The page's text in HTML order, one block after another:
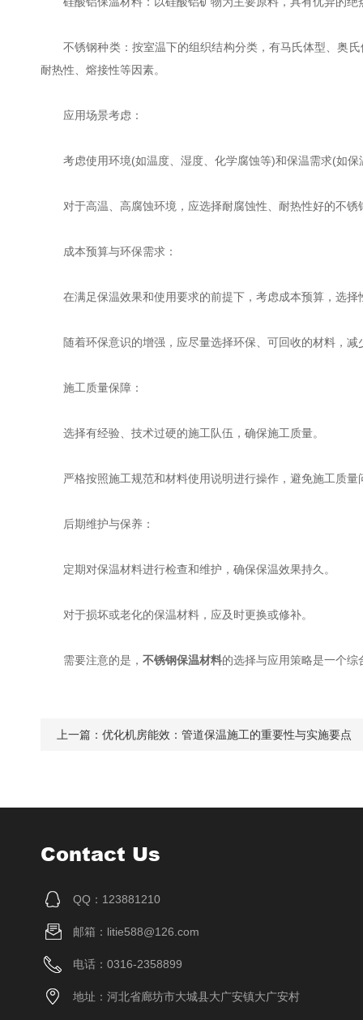
不锈钢种类：按室温下的组织结构分类，有马氏体型、奥氏
耐热性、熔接性等因素。
应用场景考虑：
考虑使用环境(如温度、湿度、化学腐蚀等)和保温需求(如保
对于高温、高腐蚀环境，应选择耐腐蚀性、耐热性好的不锈
成本预算与环保需求：
在满足保温效果和使用要求的前提下，考虑成本预算，选择
随着环保意识的增强，应尽量选择环保、可回收的材料，减
施工质量保障：
选择有经验、技术过硬的施工队伍，确保施工质量。
严格按照施工规范和材料使用说明进行操作，避免施工质量
后期维护与保养：
定期对保温材料进行检查和维护，确保保温效果持久。
对于损坏或老化的保温材料，应及时更换或修补。
需要注意的是， 不锈钢保温材料的选择与应用策略是一个
上一篇： 优化机房能效：管道保温施工的重要性与实施要点
Contact Us
QQ：123881210
邮箱：litie588@126.com
电话：0316-2358899
地址：河北省廊坊市大城县大广安镇大广安村